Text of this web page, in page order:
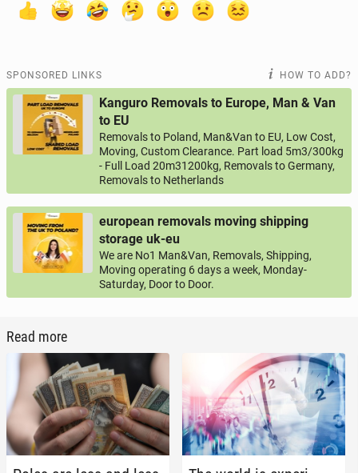
SPONSORED LINKS HOW TO ADD?
Kanguro Removals to Europe, Man & Van
to EU
Removals to Poland, Man&Van to EU, Low Cost,
Moving, Custom Clearance. Part load 5m3/300kg
- Full Load 20m31200kg, Removals to Germany,
Removals to Netherlands
european removals moving shipping
storage uk-eu
We are No1 Man&Van, Removals, Shipping,
Moving operating 6 days a week, Monday-
Saturday, Door to Door.
Read more